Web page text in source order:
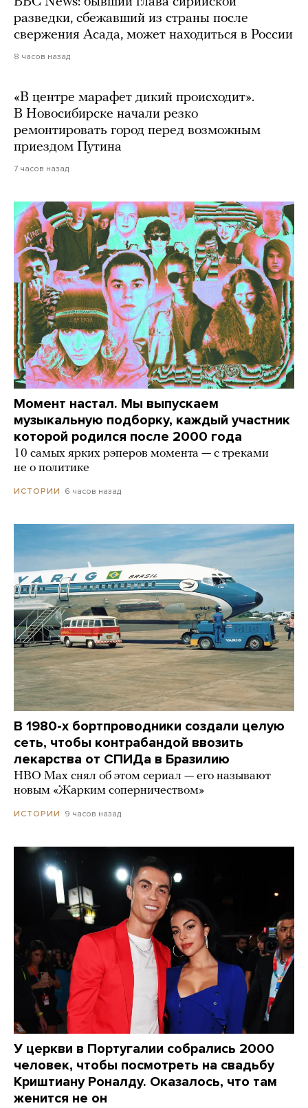
разведки, сбежавший из страны после
свержения Асада, может находиться в России
8 часов назад
«В центре марафет дикий происходит».
В Новосибирске начали резко
ремонтировать город перед возможным
приездом Путина
7 часов назад
Момент настал. Мы выпускаем
музыкальную подборку, каждый участник
которой родился после 2000 года
10 самых ярких рэперов момента — с треками
не о политике
ИСТОРИИ 6 часов назад
В 1980-х бортпроводники создали целую
сеть, чтобы контрабандой ввозить
лекарства от СПИДа в Бразилию
HBO Max снял об этом сериал — его называют
новым «Жарким соперничеством»
ИСТОРИИ 9 часов назад
У церкви в Португалии собрались 2000
человек, чтобы посмотреть на свадьбу
Криштиану Роналду. Оказалось, что там
женится не он